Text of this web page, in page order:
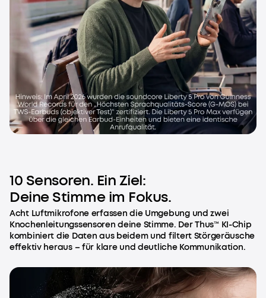
10 Sensoren. Ein Ziel:
Deine Stimme im Fokus.
Acht Luftmikrofone erfassen die Umgebung und zwei
Knochenleitungssensoren deine Stimme. Der Thus™ KI-Chip
kombiniert die Daten aus beidem und filtert Störgeräusche
effektiv heraus – für klare und deutliche Kommunikation.